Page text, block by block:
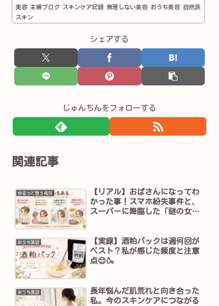
美容 主婦ブログ スキンケア記録 無理しない美容 おうち美容 自然派
スキン
シェアする
じゅんちんをフォローする
関連記事
ゆるっと整う毎日
【リアル】おばさんになってわ
かった事！スマホ紛失事件と、
スーパーに降臨した「謎の女
おうち美容
【実録】酒粕パックは週何回が
ベスト？私が感じた頻度と注意
点😊🍶
おうち美容
長年悩んだ肌荒れと向き合った
私。今のスキンケアにつながる